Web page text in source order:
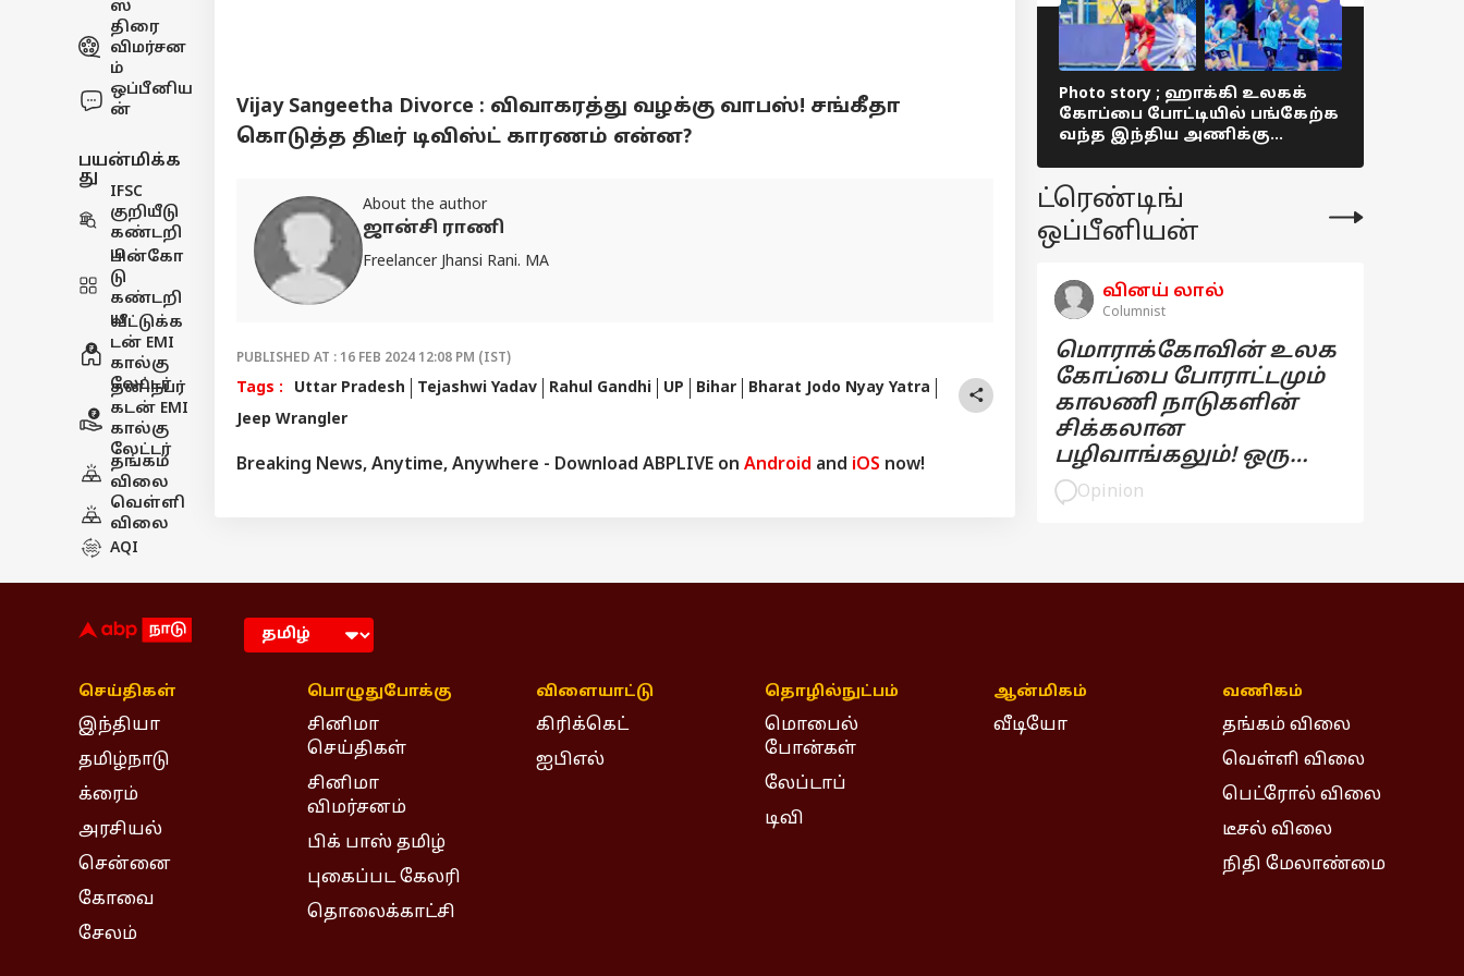
ஸ்
திரை
விமர்சன
ம்
ஒப்பீனிய
ன்
பயன்மிக்க
து
IFSC
குறியீடு
கண்டறி
ய
பின்கோ
டு
கண்டறி
ய
வீட்டுக்க
டன் EMI
கால்கு
லேட்டர்
தனிநபர்
கடன் EMI
கால்கு
லேட்டர்
தங்கம்
விலை
வெள்ளி
விலை
AQI
Vijay Sangeetha Divorce : விவாகரத்து வழக்கு வாபஸ்! சங்கீதா
கொடுத்த திடீர் டிவிஸ்ட் காரணம் என்ன?
About the author
ஜான்சி ராணி
Freelancer Jhansi Rani. MA
PUBLISHED AT : 16 FEB 2024 12:08 PM (IST)
Tags : Uttar Pradesh Tejashwi Yadav Rahul Gandhi UP Bihar
Bharat Jodo Nyay Yatra
Jeep Wrangler
Breaking News, Anytime, Anywhere - Download ABPLIVE on Android and iOS now!
Photo story ; ஹாக்கி உலகக்
கோப்பை போட்டியில் பங்கேற்க
வந்த இந்திய அணிக்கு
ட்ரெண்டிங்
ஒப்பீனியன்
வினய் லால்
Columnist
மொராக்கோவின் உலக
கோப்பை போராட்டமும்
காலணி நாடுகளின்
சிக்கலான
பழிவாங்கலும்! ஒரு
பார்வை
Opinion
செய்திகள்
இந்தியா
தமிழ்நாடு
க்ரைம்
அரசியல்
சென்னை
கோவை
சேலம்
பொழுதுபோக்கு
சினிமா
செய்திகள்
சினிமா
விமர்சனம்
பிக் பாஸ் தமிழ்
புகைப்பட கேலரி
தொலைக்காட்சி
விளையாட்டு
கிரிக்கெட்
ஐபிஎல்
தொழில்நுட்பம்
மொபைல்
போன்கள்
லேப்டாப்
டிவி
ஆன்மிகம்
வீடியோ
வணிகம்
தங்கம் விலை
வெள்ளி விலை
பெட்ரோல் விலை
டீசல் விலை
நிதி மேலாண்மை